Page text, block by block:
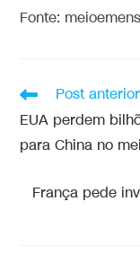
Fonte:
Post anterior
EUA perdem
para China no
França pede